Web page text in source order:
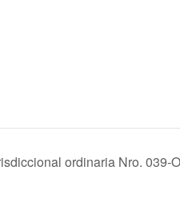
ordinaria Nro. 039-